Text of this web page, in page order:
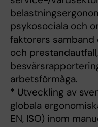
psykosociala och
faktorers samband
och
arbetsförmåga.
* Utveckling av
globala
EN, ISO) inom